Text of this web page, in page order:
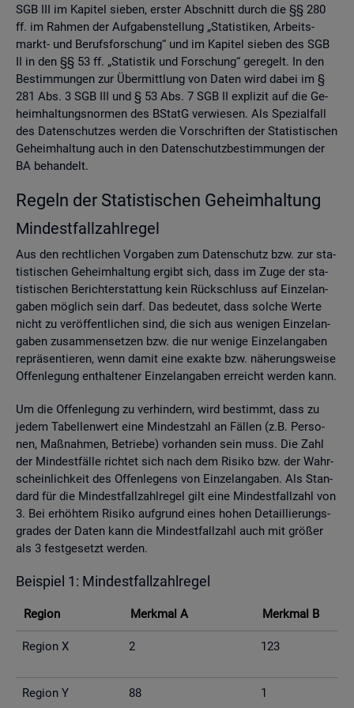
SGB III im Ka­pi­tel sie­ben, ers­ter Ab­schnitt durch die §§ 280
ff. im Rah­men der Auf­ga­ben­stel­lung „Sta­tis­ti­ken, Ar­beits­
markt- und Be­rufs­for­schung“ und im Ka­pi­tel sie­ben des SGB
II in den §§ 53 ff. „Sta­tis­tik und For­schung“ ge­re­gelt. In den
Be­stim­mun­gen zur Über­mitt­lung von Daten wird dabei im §
281 Abs. 3 SGB III und § 53 Abs. 7 SGB II ex­pli­zit auf die Ge­
heim­hal­tungs­nor­men des BStatG ver­wie­sen. Als Spe­zi­al­fall
des Da­ten­schut­zes wer­den die Vor­schrif­ten der Sta­tis­ti­schen
Ge­heim­hal­tung auch in den Da­ten­schutz­be­stim­mun­gen der
BA be­han­delt.
Re­geln der Sta­tis­ti­schen Ge­heim­hal­tung
Min­dest­fall­zahl­re­gel
Aus den recht­li­chen Vor­ga­ben zum Da­ten­schutz bzw. zur sta­
tis­ti­schen Ge­heim­hal­tung er­gibt sich, dass im Zuge der sta­
tis­ti­schen Be­richt­erstat­tung kein Rück­schluss auf Ein­zel­an­
ga­ben mög­lich sein darf. Das be­deu­tet, dass sol­che Werte
nicht zu ver­öf­fent­li­chen sind, die sich aus we­ni­gen Ein­zel­an­
ga­ben zu­sam­men­set­zen bzw. die nur we­ni­ge Ein­zel­an­ga­ben
re­prä­sen­tie­ren, wenn damit eine ex­ak­te bzw. nä­he­rungs­wei­se
Of­fen­le­gung ent­hal­te­ner Ein­zel­an­ga­ben er­reicht wer­den kann.
Um die Of­fen­le­gung zu ver­hin­dern, wird be­stimmt, dass zu
jedem Ta­bel­len­wert eine Min­dest­zahl an Fäl­len (z.B. Per­so­
nen, Maß­nah­men, Be­trie­be) vor­han­den sein muss. Die Zahl
der Min­dest­fäl­le rich­tet sich nach dem Ri­si­ko bzw. der Wahr­
schein­lich­keit des Of­fen­le­gens von Ein­zel­an­ga­ben. Als Stan­
dard für die Min­dest­fall­zahl­re­gel gilt eine Min­dest­fall­zahl von
3. Bei er­höh­tem Ri­si­ko auf­grund eines hohen De­tail­lie­rungs­
gra­des der Daten kann die Min­dest­fall­zahl auch mit grö­ßer
als 3 fest­ge­setzt wer­den.
Bei­spiel 1: Min­dest­fall­zahl­re­gel
Re­gi­on Merk­mal A Merk­mal B
Re­gi­on X 2 123
Re­gi­on Y 88 1